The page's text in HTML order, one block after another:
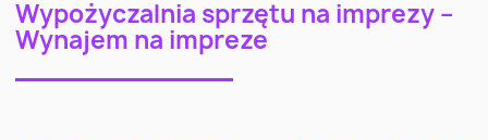
Wypożyczalnia sprzętu na imprezy –
Wynajem na impreze